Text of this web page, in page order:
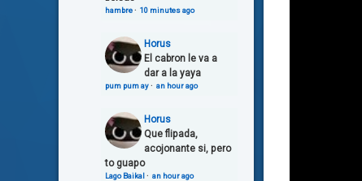
hambre· 10 minutes ago
Horus
El cabron le va a
dar a la yaya
pum pum ay· an hour ago
Horus
Que flipada,
acojonante si, pero
to guapo
Lago Baikal· an hour ago